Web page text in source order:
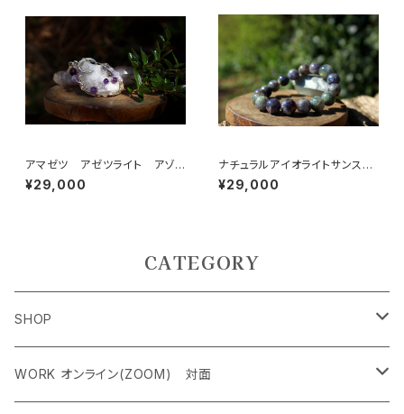
アマゼツ アゼツライト アゾ
ゼオロークォーツ 高次の存在
と常げ、”サイキック手術”の手助
¥29,000
ナチュラルアイオライトサンスト
ーンAAA級１２ミリ 冷静、落ち
着き、感情の癒し、ポジティブ、可
¥29,000
CATEGORY
SHOP
ペンダントトップ＜レアストーン＞
WORK オンライン(ZOOM) 対面